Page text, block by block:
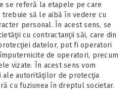
se referă la etapele pe care
să le aibă în vedere cu
personal. În acest sens, se
cu contractanţii săi, care din
datelor, pot fi operatori
de operatori, precum
vizate. În acest sens vom
ale autorităţilor de protecţia
cu fuziunea în dreptul societar.